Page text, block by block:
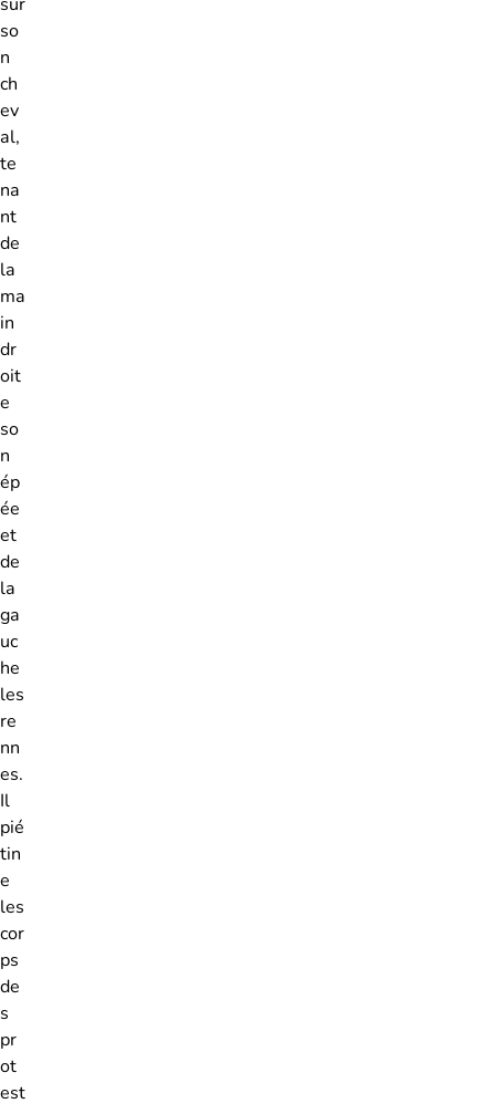
so
n
ch
ev
al,
te
na
nt
de
la
ma
in
dr
oit
e
so
n
ép
ée
et
de
la
ga
uc
he
les
re
nn
es.
Il
pié
tin
e
les
cor
ps
de
s
pr
ot
est